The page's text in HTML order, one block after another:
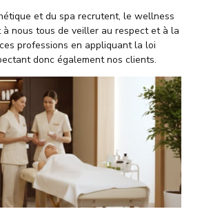
et du spa recrutent, le wellness
à nous tous de veiller au respect et à la
professions en appliquant la loi
donc également nos clients.